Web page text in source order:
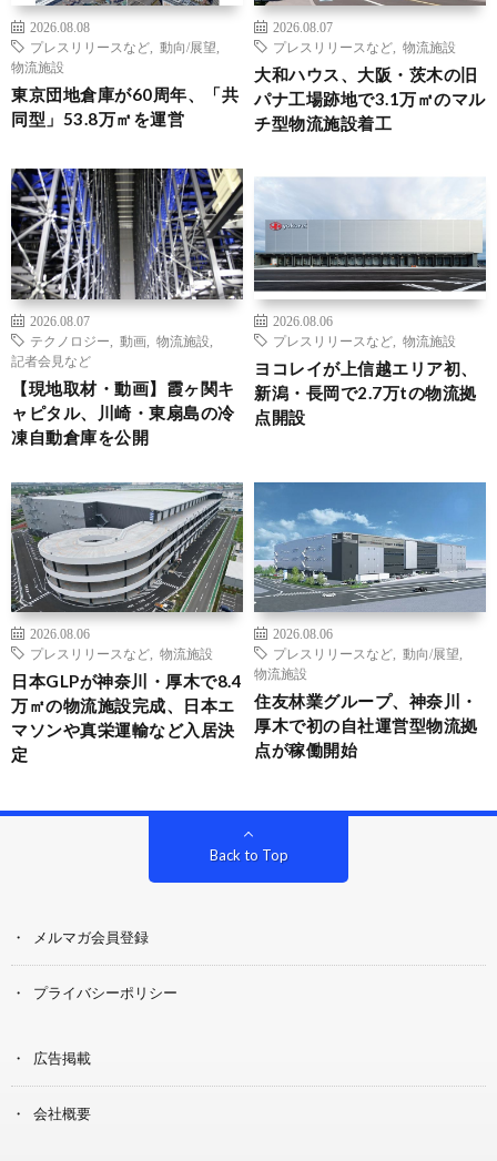
2026.08.08
プレスリリースなど
動向/展望
物流施設
東京団地倉庫が60周年、「共
同型」53.8万㎡を運営
2026.08.07
プレスリリースなど
物流施設
大和ハウス、大阪・茨木の旧
パナ工場跡地で3.1万㎡のマル
チ型物流施設着工
2026.08.07
テクノロジー
動画 物流施設
記者会見など
【現地取材・動画】霞ヶ関キ
ャピタル、川崎・東扇島の冷
凍自動倉庫を公開
2026.08.06
プレスリリースなど
物流施設
ヨコレイが上信越エリア初、
新潟・長岡で2.7万tの物流拠
点開設
2026.08.06
プレスリリースなど
物流施設
日本GLPが神奈川・厚木で8.4
万㎡の物流施設完成、日本エ
マソンや真栄運輸など入居決
定
2026.08.06
プレスリリースなど
動向/展望
物流施設
住友林業グループ、神奈川・
厚木で初の自社運営型物流拠
点が稼働開始
Back to Top
メルマガ会員登録
プライバシーポリシー
広告掲載
会社概要